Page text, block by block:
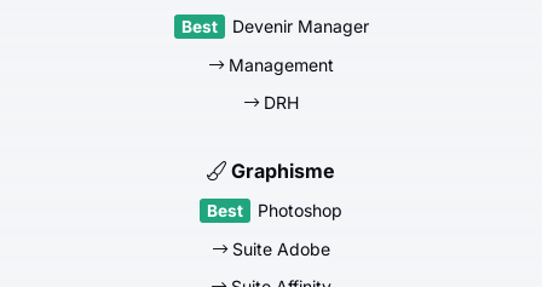
Devenir Manager
Management
DRH
Graphisme
Photoshop
Suite Adobe